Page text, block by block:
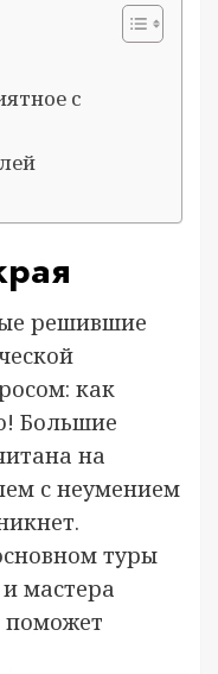
с
решившие
как
Большие
на
с неумением
туры
мастера
поможет